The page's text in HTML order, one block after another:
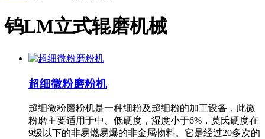
钨LM立式辊磨机械
超细微粉磨粉机
超细微粉磨粉机是一种细粉及超细粉的加工设备，此微
粉磨主要适用于中、低硬度，湿度小于6%，莫氏硬度在
9级以下的非易燃易爆的非金属物料。它是经过20多次的